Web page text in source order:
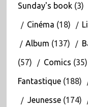
Sunday's book(3)
Cinéma (18)
Album (137)
(57) Comics (35)
Fantastique(188)
Jeunesse(174)